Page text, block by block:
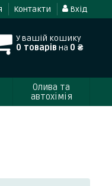
Контакти Вхід
У вашій кошику
0 товарів на 0 ₴
Олива та
автохімія